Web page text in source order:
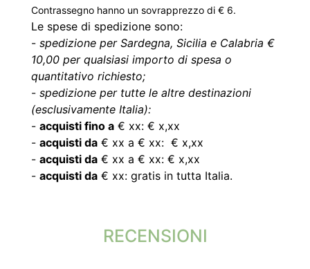
Contrassegno hanno un sovrapprezzo di € 6.
Le spese di spedizione sono:
- spedizione per Sardegna, Sicilia e Calabria €
10,00 per qualsiasi importo di spesa o
quantitativo richiesto;
- spedizione per tutte le altre destinazioni
(esclusivamente Italia):
- acquisti fino a € xx: € x,xx
- acquisti da € xx a € xx: € x,xx
- acquisti da € xx a € xx: € x,xx
- acquisti da € xx: gratis in tutta Italia.
RECENSIONI